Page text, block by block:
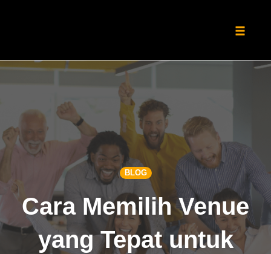
Skip
BLOG
Cara Memilih Venue
yang Tepat untuk